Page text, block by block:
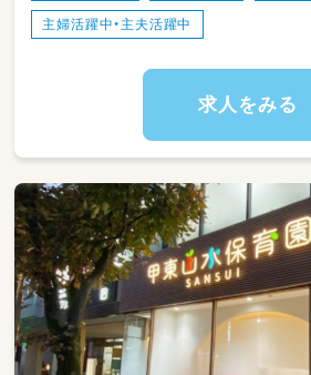
保護者様とのコミュニケー
（送迎時などの簡単な活動報
（お部屋の清掃や消毒、お
学校やご自宅への送迎業務
エリアです自動車）
★パートさんとしての募集
フがしっかりサポートしま
に慣れていってくださいね
主婦活躍中・主夫活躍中
求人をみる